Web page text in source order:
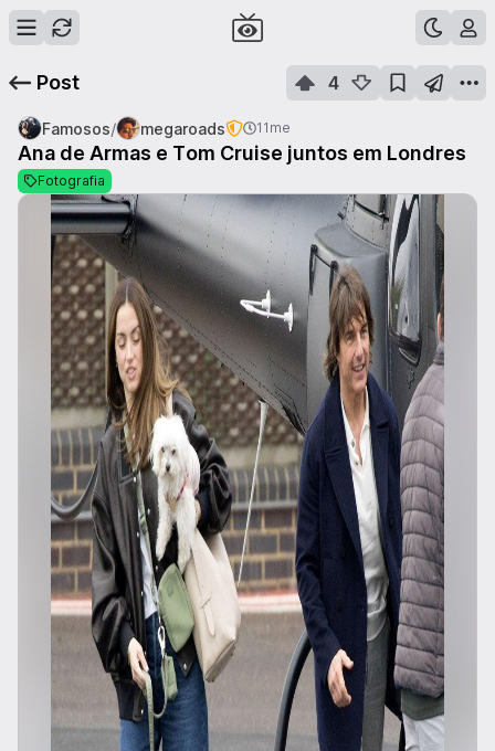
Post 4
Famosos/ megaroads 11me
Ana de Armas e Tom Cruise juntos em Londres
Fotografia